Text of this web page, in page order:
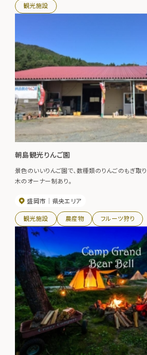
観光施設
朝島観光りんご園
景色のいいりんご園で、数種類のりんごのもぎ取
木のオーナー制あり。
盛岡市 県央エリア
観光施設 農産物 フルーツ狩り